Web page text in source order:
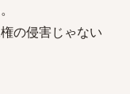
の侵害じゃない